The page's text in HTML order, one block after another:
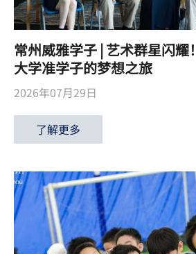
常州威雅学子 | 艺术群星闪耀
大学准学子的梦想之旅
2026年07月29日
了解更多